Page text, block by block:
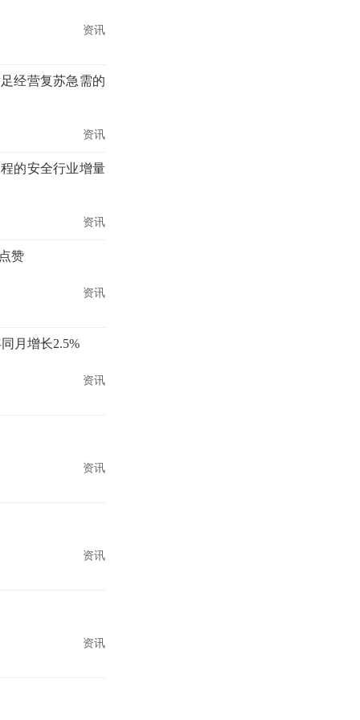
资讯
经营复苏急需的
资讯
的安全行业增量
资讯
赞
资讯
月增长2.5%
资讯
资讯
资讯
资讯